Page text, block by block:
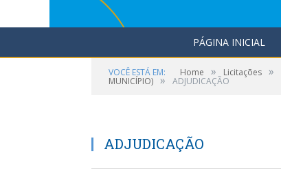
PÁGINA INICIAL
VOCÊ ESTÁ EM: Home » Licitações »
MUNICÍPIO) » ADJUDICAÇÃO
ADJUDICAÇÃO